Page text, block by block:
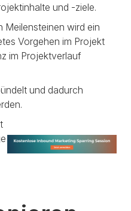
und -ziele.
Meilensteinen wird ein
Vorgehen im Projekt
im Projektverlauf
und dadurch